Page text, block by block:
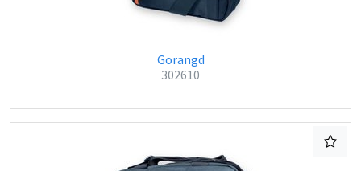
Gorangd
302610